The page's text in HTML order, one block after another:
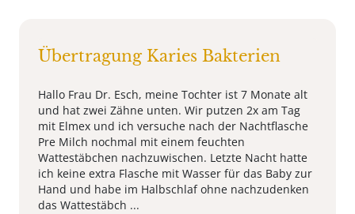
Übertragung Karies Bakterien
Hallo Frau Dr. Esch, meine Tochter ist 7 Monate alt
und hat zwei Zähne unten. Wir putzen 2x am Tag
mit Elmex und ich versuche nach der Nachtflasche
Pre Milch nochmal mit einem feuchten
Wattestäbchen nachzuwischen. Letzte Nacht hatte
ich keine extra Flasche mit Wasser für das Baby zur
Hand und habe im Halbschlaf ohne nachzudenken
das Wattestäbch ...